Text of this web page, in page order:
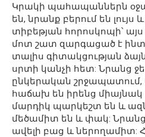
Կրակի պահապաններն
են, նրանք բերում են լույս
տիբեթյան հորոսկոպի՝
մոտ շատ զարգացած է
տալիս գիտակցության
սրտի կանչի հետ: Նրանց
ընկերական շրջապատում,
հաճախ են իրենց միայնակ
մարդիկ պարկեշտ են և
մեծամիտ են և փակ: Նրանց
ավելի բաց և ներողամիտ: